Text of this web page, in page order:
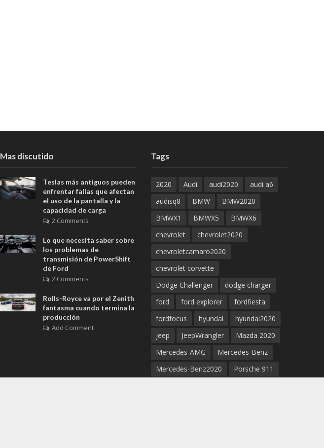
Mas discutido
Teslas más antiguos pueden
enfrentar fallas que afectan
el uso de la pantalla y la
capacidad de carga
2 Comments
Lo que necesita saber sobre
los problemas de
transmisión de PowerShift
de Ford
2 Comments
Rolls-Royce va por el Zenith
fantasma cuando termina la
producción
Add Comment
Tags
2020 Audi audi2020
audi a6
audisq8
BMW
BMW2020
BMWX1
BMWX5
BMWX6
chevrolet
chevrolet2020
chevroletcamaro2020
chevrolet corvette
Dodge Challenger
dodge charger
ford
ford explorer
fordfiesta
fordfocus
hyundai
hyundai2020
jeep
JeepWrangler
Mazda 2020
Mercedes-AMG
Mercedes-Benz
Mercedes-Benz2020
Porsche 911